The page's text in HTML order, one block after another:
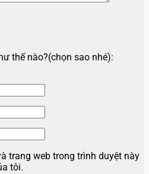
thế nào?(chọn sao nhé):
trang web trong trình duyệt này
tôi.